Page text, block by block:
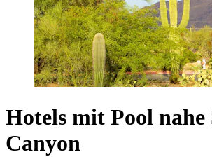
Hotels mit Pool nahe
Canyon